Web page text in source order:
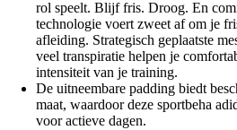
rol speelt. Blijf fris. Droog. En
technologie voert zweet af om je
afleiding. Strategisch geplaatste
veel transpiratie helpen je
intensiteit van je training.
De uitneembare padding biedt
maat, waardoor deze sportbeha
voor actieve dagen.